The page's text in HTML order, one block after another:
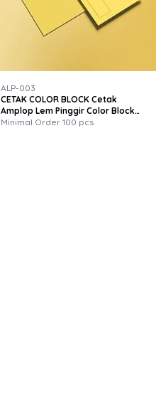
ALP-003
CETAK COLOR BLOCK Cetak
Amplop Lem Pinggir Color Block
Custom - Desain Premium &
Minimal Order 100 pcs